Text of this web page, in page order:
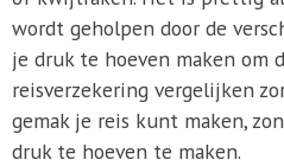
wordt geholpen door de
je druk te hoeven maken om
reisverzekering vergelijken
gemak je reis kunt maken,
druk te hoeven te maken.